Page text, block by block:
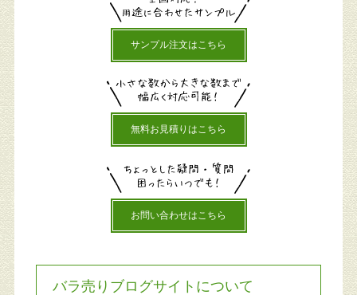
サンプル注文はこちら
無料お見積りはこちら
お問い合わせはこちら
バラ売りブログサイトについて